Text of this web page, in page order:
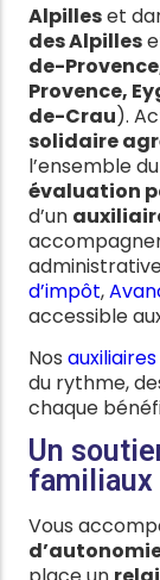
Alpilleset
des Alpilles
de-
Provence,
de-Crau).
solidaire
l’ensemble du
évaluation
d’un
d’impôt,
accessible
Nos
du rythme,
chaque
Un
familiaux
Vous